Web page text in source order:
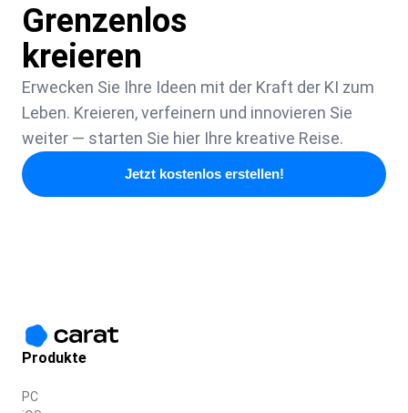
Grenzenlos
kreieren
Erwecken Sie Ihre Ideen mit der Kraft der KI zum
Leben. Kreieren, verfeinern und innovieren Sie
weiter — starten Sie hier Ihre kreative Reise.
Jetzt kostenlos erstellen!
Produkte
PC